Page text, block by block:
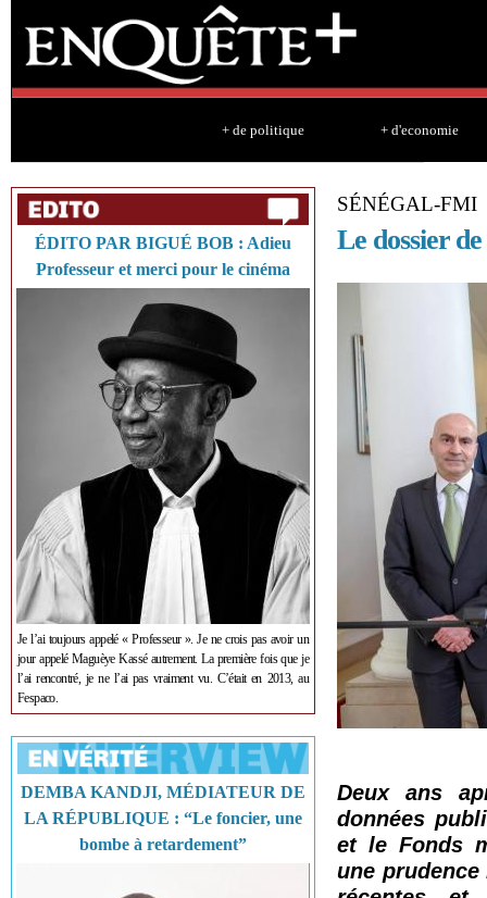
+ de politique + d'economie
ÉDITO PAR BIGUÉ BOB : Adieu
Professeur et merci pour le cinéma
Je l’ai toujours appelé « Professeur ». Je ne crois pas avoir un
jour appelé Maguèye Kassé autrement. La première fois que je
l’ai rencontré, je ne l’ai pas vraiment vu. C’était en 2013, au
Fespaco.
DEMBA KANDJI, MÉDIATEUR DE
LA RÉPUBLIQUE : “Le foncier, une
bombe à retardement”
SÉNÉGAL-FMI
Le dossier
Deux ans
données
et le Fonds
une